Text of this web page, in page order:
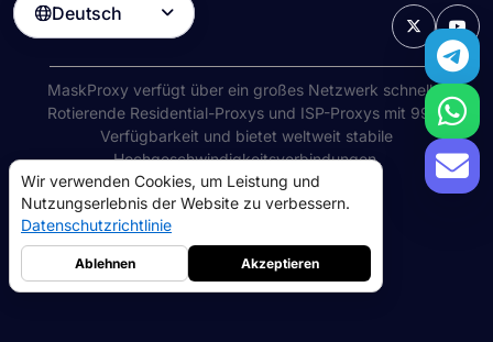
Deutsch 
MaskProxy verfügt über ein großes Netzwerk schneller
Rotierende Residential-Proxys und ISP-Proxys mit 99%
Verfügbarkeit und bietet weltweit stabile
Hochgeschwindigkeitsverbindungen.
©2026AIWAY LIMITED. Alle Rechte vorbehalten.
Nutzungsbedingungen
RückerstattungsrichtlinieCookie-Richtlinie
Wir verwenden Cookies, um Leistung und
Nutzungserlebnis der Website zu verbessern.
Datenschutzrichtlinie
Ablehnen Akzeptieren